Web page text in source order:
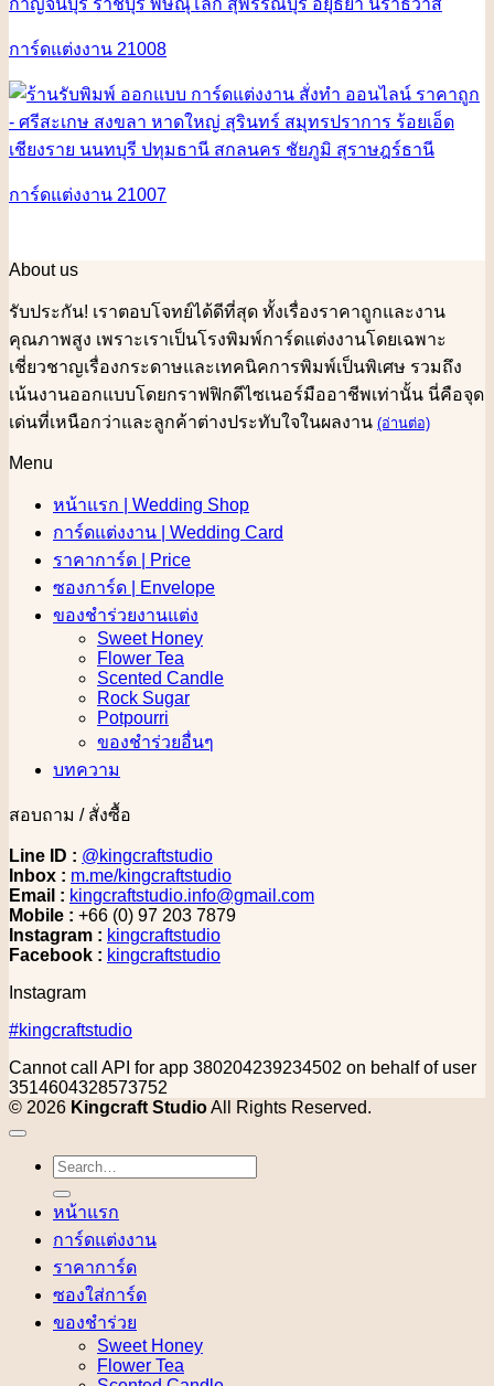
การ์ดแต่งงาน 21008
การ์ดแต่งงาน 21007
About us
รับประกัน! เราตอบโจทย์ได้ดีที่สุด ทั้งเรื่องราคาถูกและงาน
คุณภาพสูง เพราะเราเป็นโรงพิมพ์การ์ดแต่งงานโดยเฉพาะ
เชี่ยวชาญเรื่องกระดาษและเทคนิคการพิมพ์เป็นพิเศษ รวมถึง
เน้นงานออกแบบโดยกราฟฟิกดีไซเนอร์มืออาชีพเท่านั้น นี่คือจุด
เด่นที่เหนือกว่าและลูกค้าต่างประทับใจในผลงาน (อ่านต่อ)
Menu
หน้าแรก | Wedding Shop
การ์ดแต่งงาน | Wedding Card
ราคาการ์ด | Price
ซองการ์ด | Envelope
ของชำร่วยงานแต่ง
Sweet Honey
Flower Tea
Scented Candle
Rock Sugar
Potpourri
ของชำร่วยอื่นๆ
บทความ
สอบถาม / สั่งซื้อ
Line ID : @kingcraftstudio
Inbox : m.me/kingcraftstudio
Email : kingcraftstudio.info@gmail.com
Mobile : +66 (0) 97 203 7879
Instagram : kingcraftstudio
Facebook : kingcraftstudio
Instagram
#kingcraftstudio
Cannot call API for app 380204239234502 on behalf of user
3514604328573752
© 2026 Kingcraft StudioAll Rights Reserved.
Search
for:
หน้าแรก
การ์ดแต่งงาน
ราคาการ์ด
ซองใส่การ์ด
ของชำร่วย
Sweet Honey
Flower Tea